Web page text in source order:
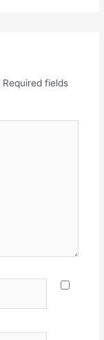
Required fields